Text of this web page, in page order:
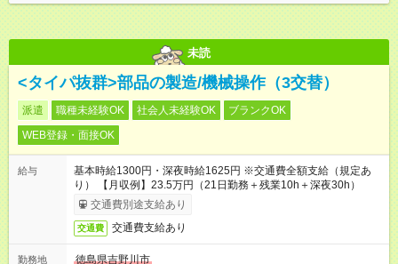
未読
<タイパ抜群>部品の製造/機械操作（3交替）
派遣 職種未経験OK 社会人未経験OK
ブランクOK
WEB登録・面接OK
給与
基本時給1300円・深夜時給1625円 ※交通費全額支給（規定あ
り） 【月収例】23.5万円（21日勤務＋残業10h＋深夜30h）
交通費別途支給あり
交通費 交通費支給あり
勤務地
徳島県吉野川市